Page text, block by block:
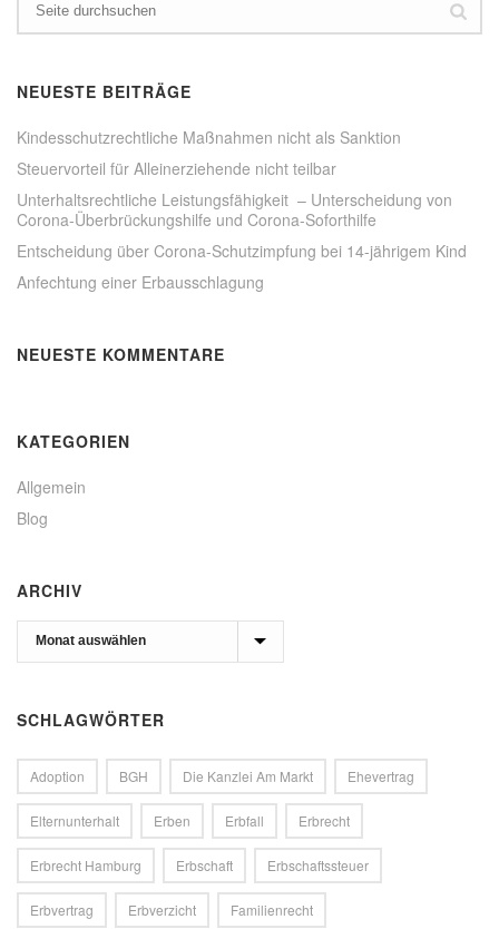
o
k
e
i
e
n
W
i
r
d
i
n
n
e
u
e
n
g
e
f
e
r
e
i
e
n
(
W
i
r
d
i
n
n
e
u
e
n
g
e
NEUESTE BEITRÄGE
Kindesschutzrechtliche Maßnahmen nicht als Sanktion
Steuervorteil für Alleinerziehende nicht teilbar
Unterhaltsrechtliche Leistungsfähigkeit – Unterscheidung von
Corona-Überbrückungshilfe und Corona-Soforthilfe
Entscheidung über Corona-Schutzimpfung bei 14-jährigem Kind
Anfechtung einer Erbausschlagung
NEUESTE KOMMENTARE
KATEGORIEN
Allgemein
Blog
ARCHIV
Archiv
SCHLAGWÖRTER
Adoption BGH Die Kanzlei Am Markt Ehevertrag
Elternunterhalt Erben Erbfall Erbrecht
Erbrecht Hamburg Erbschaft Erbschaftssteuer
Erbvertrag Erbverzicht Familienrecht